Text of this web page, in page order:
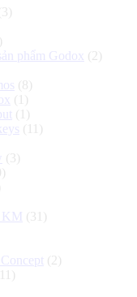
phẩm Godox (2)
(8)
(1)
(1)
(11)
(3)
KM (31)
(2)